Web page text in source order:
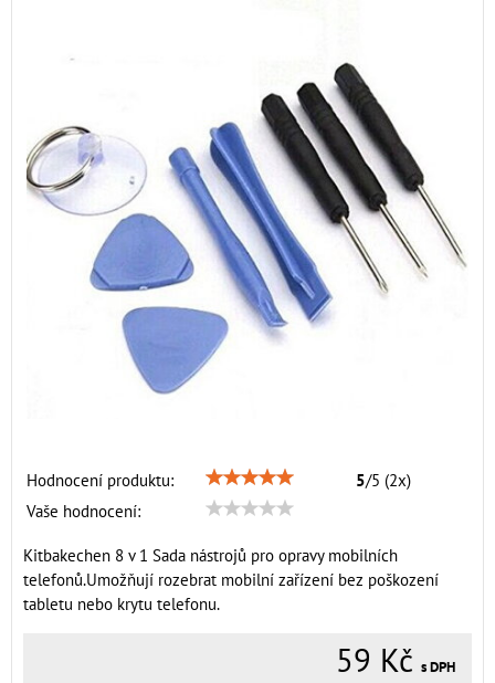
Hodnocení produktu: 5/5 (2x)
Vaše hodnocení:
Kitbakechen 8 v 1 Sada nástrojů pro opravy mobilních
telefonů.Umožňují rozebrat mobilní zařízení bez poškození
tabletu nebo krytu telefonu.
59 Kč s DPH